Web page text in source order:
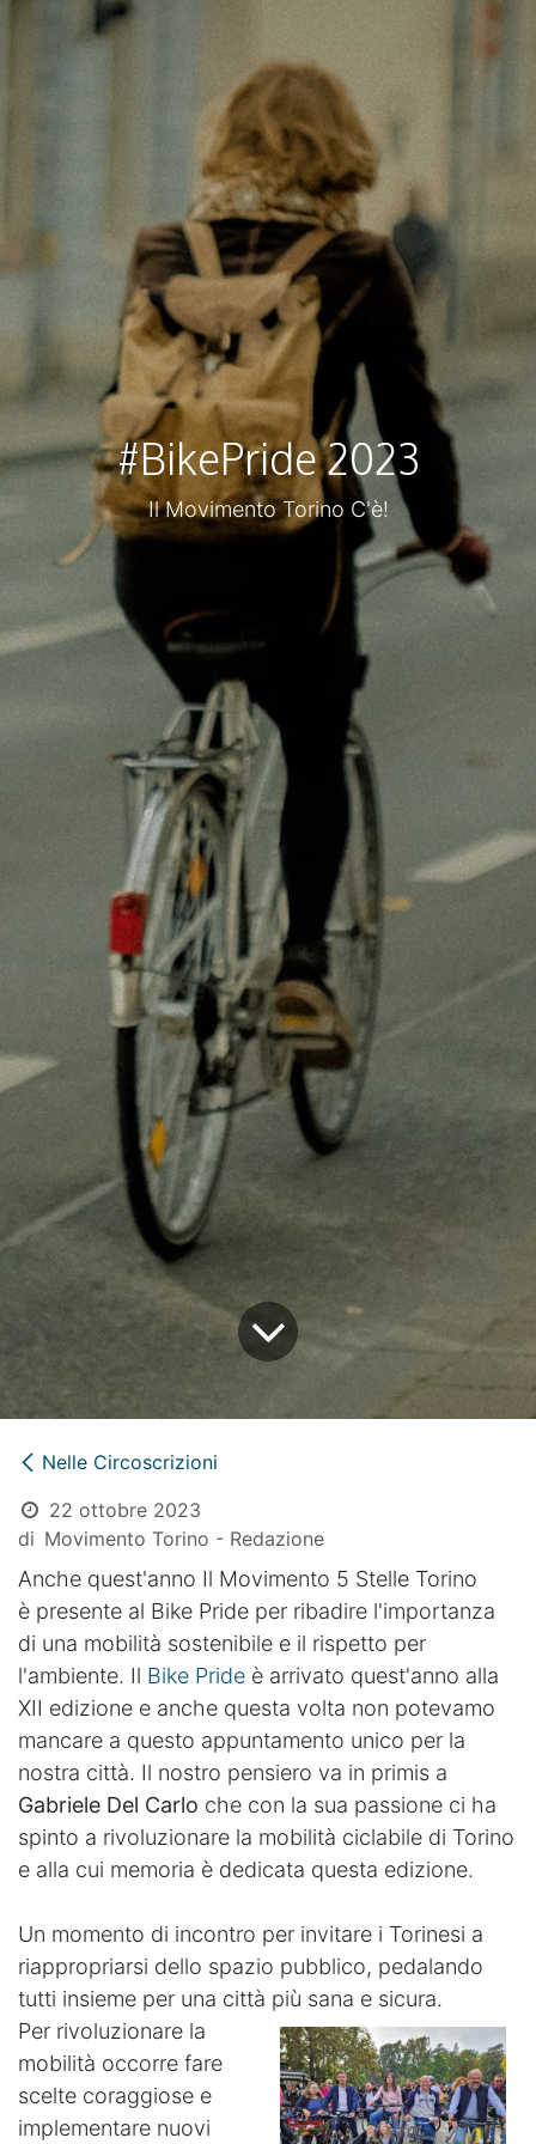
#BikePride 2023
Il Movimento Torino C'è!
Nelle Circoscrizioni
22 ottobre 2023
di Movimento Torino - Redazione
Anche quest'anno Il Movimento 5 Stelle Torino
è presente al Bike Pride per ribadire l'importanza
di una mobilità sostenibile e il rispetto per
l'ambiente. Il Bike Pride è arrivato quest'anno alla
XII edizione e anche questa volta non potevamo
mancare a questo appuntamento unico per la
nostra città. Il nostro pensiero va in primis a
Gabriele Del Carlo che con la sua passione ci ha
spinto a rivoluzionare la mobilità ciclabile di Torino
e alla cui memoria è dedicata questa edizione.
Un momento di incontro per invitare i Torinesi a
riappropriarsi dello spazio pubblico, pedalando
tutti insieme per una città più sana e sicura.
Per rivoluzionare la
mobilità occorre fare
scelte coraggiose e
implementare nuovi